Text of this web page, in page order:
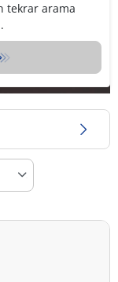
tekrar arama